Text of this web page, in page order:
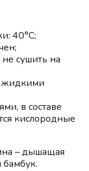
40°С;
сушить на
жидкими
в составе
кислородные
– дышащая